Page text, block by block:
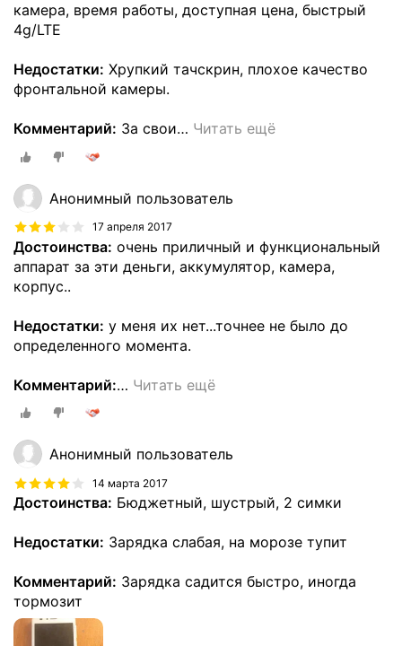
камера, время работы, доступная цена, быстрый
4g/LTE
Недостатки: Хрупкий тачскрин, плохое качество
фронтальной камеры.
Комментарий: За свои… Читать ещё
Анонимный пользователь
17 апреля 2017
Достоинства: очень приличный и функциональный
аппарат за эти деньги, аккумулятор, камера,
корпус..
Недостатки: у меня их нет...точнее не было до
определенного момента.
Комментарий:… Читать ещё
Анонимный пользователь
14 марта 2017
Достоинства: Бюджетный, шустрый, 2 симки
Недостатки: Зарядка слабая, на морозе тупит
Комментарий: Зарядка садится быстро, иногда
тормозит